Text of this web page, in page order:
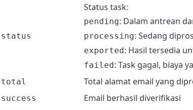
status
Status task:
pending: Dalam antrean
processing: Sedang
exported: Hasil tersedia
failed: Task gagal, biaya
total Total alamat email yang
success Email berhasil diverifikasi